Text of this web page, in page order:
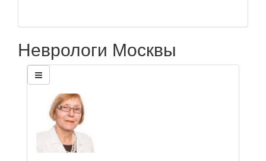
Неврологи Москвы